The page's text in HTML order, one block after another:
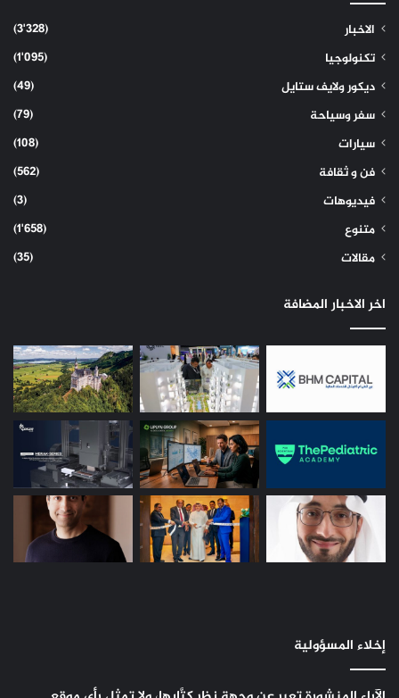
الاخبار
(3٬328)
تكنولوجيا
(1٬095)
ديكور ولايف ستايل
(49)
سفر وسياحة
(79)
سيارات
(108)
فن و ثقافة
(562)
فيديوهات
(3)
متنوع
(1٬658)
مقالات
(35)
اخر الاخبار المضافة
إخلاء المسؤولية